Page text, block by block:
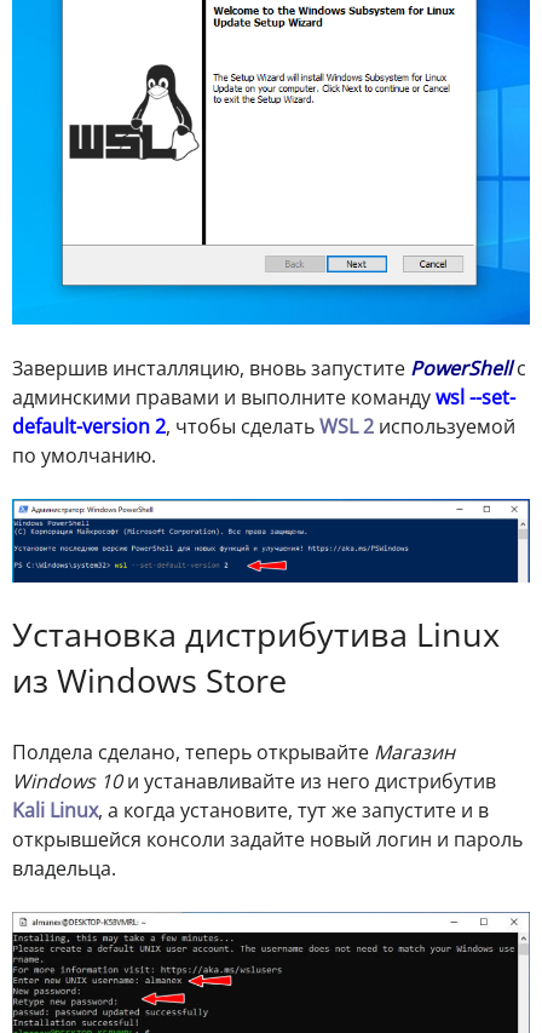
Завершив инсталляцию, вновь запустите PowerShellс
админскими правами и выполните командуwsl --set-
default-version 2, чтобы сделатьWSL 2 используемой
по умолчанию.
Установка дистрибутива Linux
из Windows Store
Полдела сделано, теперь открывайте Магазин
Windows 10и устанавливайте из него дистрибутив
Kali Linux, а когда установите, тут же запустите и в
открывшейся консоли задайте новый логин и пароль
владельца.